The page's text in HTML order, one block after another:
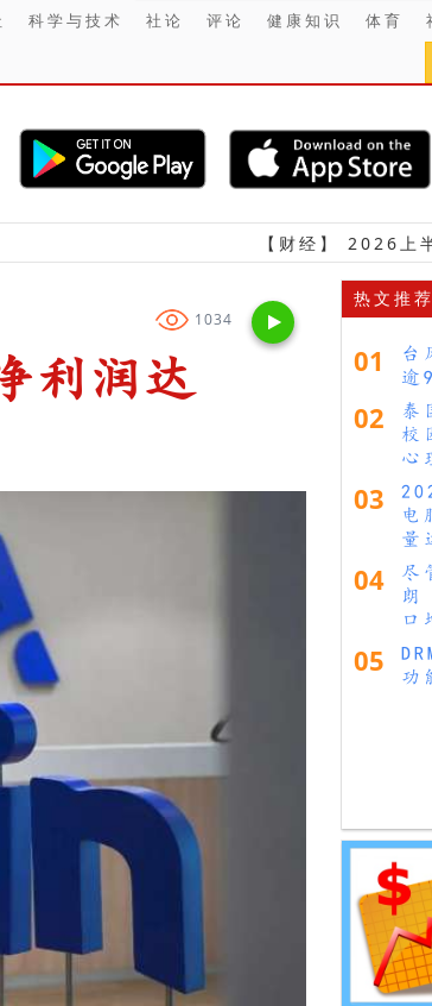
科学与技术 社论 评论 健康知识 体育
【财经】 2026上半年印尼平板
1034
利润达
热文推荐
01
台
逾
02
泰
校
心
03
电
量
04
尽
朗
口
05
功